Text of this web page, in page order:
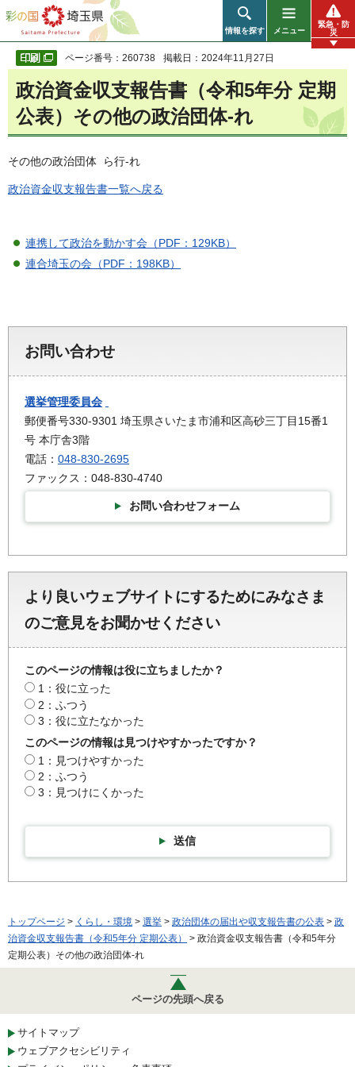
彩の国 埼玉県
情報を探す メニュー
緊急・防
災
ページ番号：260738 掲載日：2024年11月27日
政治資金収支報告書（令和5年分 定期
公表）その他の政治団体-れ
その他の政治団体 ら行-れ
政治資金収支報告書一覧へ戻る
連携して政治を動かす会（PDF：129KB）
連合埼玉の会（PDF：198KB）
お問い合わせ
選挙管理委員会
郵便番号330-9301 埼玉県さいたま市浦和区高砂三丁目15番1
号 本庁舎3階
電話： 048-830-2695
ファックス：048-830-4740
お問い合わせフォーム
より良いウェブサイトにするためにみなさま
のご意見をお聞かせください
このページの情報は役に立ちましたか？
1：役に立った
2：ふつう
3：役に立たなかった
このページの情報は見つけやすかったですか？
1：見つけやすかった
2：ふつう
3：見つけにくかった
送信
トップページ > くらし・環境 > 選挙 > 政治団体の届出や収支報告書の公表 > 政
治資金収支報告書（令和5年分 定期公表）
> 政治資金収支報告書（令和5年分
定期公表）その他の政治団体-れ
ページの先頭へ戻る
サイトマップ
ウェブアクセシビリティ